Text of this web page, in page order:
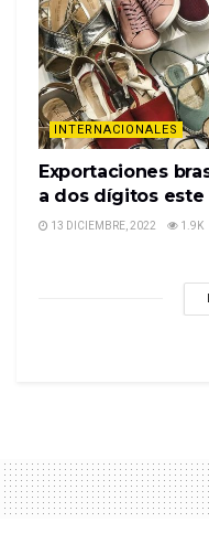
INTERNACIONALES
Exportaciones
a dos dígitos este
13 DICIEMBRE, 2022 1.9K